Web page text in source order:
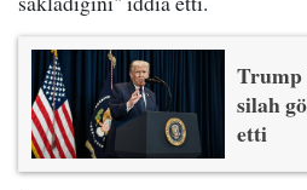
Trump
silah
etti